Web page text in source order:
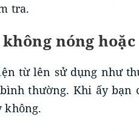
tra.
không nóng
từ lên sử dụng như
thường. Khi ấy
không.